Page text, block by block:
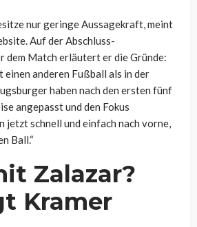
nur geringe Aussagekraft, meint
Auf der Abschluss-
dem Match erläutert er die Gründe:
einen anderen Fußball als in der
haben nach den ersten fünf
angepasst und den Fokus
jetzt schnell und einfach nach vorne,
Ball.“
Zalazar?
Kramer